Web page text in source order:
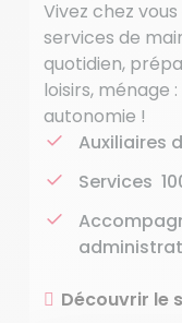
Vivez chez
services de
quotidien,
loisirs, ménage
autonomie !
Auxiliaires
Services
Découvrir le